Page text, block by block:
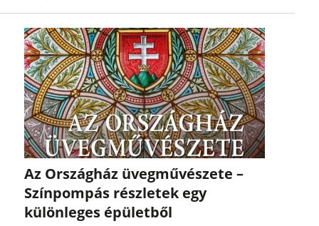
Az Országház üvegművészete –
Színpompás részletek egy
különleges épületből